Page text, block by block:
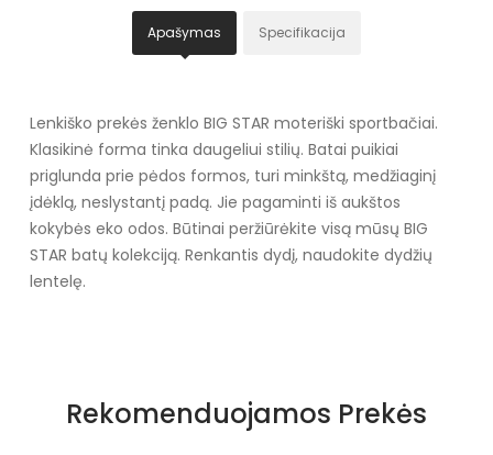
Apašymas Specifikacija
Lenkiško prekės ženklo BIG STAR moteriški sportbačiai.
Klasikinė forma tinka daugeliui stilių. Batai puikiai
priglunda prie pėdos formos, turi minkštą, medžiaginį
įdėklą, neslystantį padą. Jie pagaminti iš aukštos
kokybės eko odos. Būtinai peržiūrėkite visą mūsų BIG
STAR batų kolekciją. Renkantis dydį, naudokite dydžių
lentelę.
Siūlome rinktis tokį dydį, kokį
Rekomenduojamos Prekės